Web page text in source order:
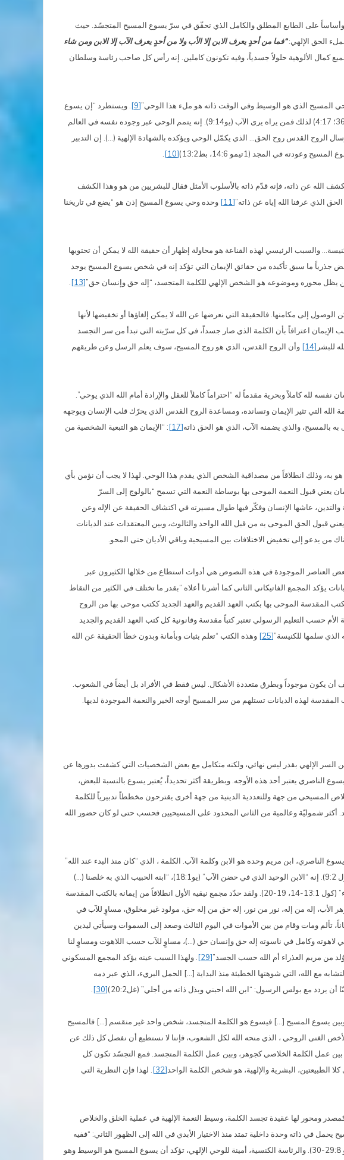
وأساساً على الطابع المطلق والكامل الذي تحقّق في سرّ يسوع المسيح المتجسّد. حيث
“فما من أحدٍ يعرف الابن إلا الأب ولا من أحدٍ يعرف الآب إلا الابن ومن شاء
يحلّ جميع كمال الألوهية حلولاً جسدياً، وفيه تكونون كاملين. إنه رأس كل صاحب رئاسة وسلطان
وحي المسيح الذي هو الوسيط وفي الوقت ذاته هو ملء هذا الوحي”[9]
. ويستطرد “إن يسوع
المسيح الذي صار جسداً والمرسل “كإنسان وسط البشر” “ينطق بكلام الله” (يو34:3) ويتمم العمل الخلاصي الذي أوكله له (يو36:5؛ 4:17) لذلك فمن يراه يرى الآب (يو9:14). إنه يتمم الوحي عبر وجوده نفسه في العالم
الروح القدس روح الحق… الذي يكمّل الوحي ويؤكده بالشهادة الإلهية (…). إن التدبير
في المجد (1تيمو 14:6، بط13:2)
[10]
الله عن ذاته، فإنه قدّم ذاته بالأسلوب الأمثل فقال للبشريين من هو وهذا الكشف
الذي عرفنا الله إياه عن ذاته”[11]
وحده وحي يسوع المسيح إذن هو “يضع في تاريخنا
والسبب الرئيسي لهذه القناعة هو محاولة إظهار أن حقيقة الله لا يمكن أن تحتويها
جذرياً ما سبق تأكيده من حقائق الإيمان التي تؤكد إنه في شخص يسوع المسيح يوجد
يظل محوره وموضوعه هو الشخص الإلهي للكلمة المتجسد، “إله حق وإنسان حق”[13]
إلى مكامنها. فالحقيقة التي نعرضها عن الله لا يمكن إلغاؤها أو تخفيضها لأنها
اعترافاً بأن الكلمة الذي صار جسداً، في كل سرّيته التي تبدأ من سر التجسد
للبشر [14]
وأن الروح القدس، الذي هو روح المسيح، سوف يعلم الرسل وعن طريقهم
الإيمان” (رو5:1، رو26:16، 2كور 5:10-6) التي عن طريقها يترك الإنسان نفسه لله كاملاً وبحرية مقدماً له “احتراماً كاملاً للعقل والإرادة أمام الله الذي يوحي”.
الله التي تثير الإيمان وتسانده، ومساعدة الروح القدس الذي يحرّك قلب الإنسان ويوجهه
به بالمسيح، والذي يضمنه الآب، الذي هو الحق ذاته[17]
: “الإيمان هو التبعية الشخصية من
به، وذلك انطلاقاً من مصداقية الشخص الذي يقدم هذا الوحي. لهذا لا يجب أن نؤمن بأي
يعني قبول النعمة الموحى بها بوساطة النعمة التي تسمح “بالولوج إلى السرّ
والتدين، عاشها الإنسان وفكّر فيها طوال مسيرته في اكتشاف الحقيقة عن الإله وعن
قبول الحق الموحى به من قبل الله الواحد والثالوث، وبين المعتقدات عند الديانات
يدعو إلى تخفيض الاختلافات بين المسيحية وباقي الأديان حتى المحو.
العناصر الموجودة في هذه النصوص هي أدوات استطاع من خلالها الكثيرون عبر
يؤكد المجمع الفاتيكاني الثاني كما أشرنا أعلاه “بقدر ما تختلف في الكثير من النقاط
المقدسة الموحى بها بكتب العهد القديم والعهد الجديد ككتب موحى بها من الروح
حسب التعليم الرسولي تعتبر كتباً مقدسة وقانونية كل كتب العهد القديم والجديد
[25]
وهذه الكتب “تعلم بثبات وبأمانة وبدون خطأ الحقيقة عن الله
أن يكون موجوداً وبطرق متعددة الأشكال. ليس فقط في الأفراد بل أيضاً في الشعوب.
لهذه الديانات تستلهم من سر المسيح أوجه الخير والنعمة الموجودة لديها.
عن السر الإلهي بقدر ليس نهائي، ولكنه متكامل مع بعض الشخصيات التي كشفت بدورها عن
الناصري يعتبر أحد هذه الأوجه. وبطريقة أكثر تحديداً، يُعتبر يسوع بالنسبة للبعض،
المسيحي من جهة وللتعددية الدينية من جهة أخرى يقترحون مخططاً تدبيرياً للكلمة
أكثر شموليّة وعالمية من الثاني المحدود على المسيحيين فحسب حتى لو كان حضور الله
الناصري، ابن مريم وحده هو الابن وكلمة الآب. الكلمة ، الذي “كان منذ البدء عند الله”
(يو2:1) هو نفسه الذي “صار جسداً” (يو14:1). ففي يسوع “المسيح ابن الله الحي” (مت16:16) “يسكن جسدياً ملء اللاهوت” (كول 9:2). إنه “الابن الوحيد الذي في حضن الآب” (يو18:1)، “ابنه الحبيب الذي به خلصنا (…)
وقد سُرّ الله أن يحل فيه كل ملء وبواسطته يصالح إلى نفسه كل الأشياء، مسالماً بدم صليبه كل ما هو على الأرض وما في السماء” (كول 13:1-14، 19-20). ولقد حدّد مجمع نيقيه الأول انطلاقاً من إيمانه بالكتب المقدسة
الأب، إله من إله، نور من نور، إله حق من إله حق، مولود غير مخلوق، مساوٍ للآب في
ومات وقام من بين الأموات في اليوم الثالث وصعد إلى السموات وسيأتي ليدين
في لاهوته وكامل في ناسوته إله حق وإنسان حق (…)، مساوٍ للآب حسب اللاهوت ومساوٍ لنا
من مريم العذراء أم الله حسب الجسد”[29]
. ولهذا السبب عينه يؤكد المجمع المسكوني
الإنسان الكامل، الذي أعاد لبني آدم صورة التشابه مع الله، التي شوهتها الخطيئة منذ البداية […] الحمل البريء، الذي عبر دمه
يردد مع بولس الرسول: “ابن الله احبني وبذل ذاته من أجلي” (غل20:2)
[30]
وبين يسوع المسيح […] فيسوع هو الكلمة المتجسد، شخص واحد غير منقسم […] فالمسيح
الغنى الروحي ، الذي منحه الله لكل الشعوب، فإننا لا نستطيع أن نفصل كل ذلك عن
بين عمل الكلمة الخلاصي كجوهر، وبين عمل الكلمة المتجسد. فمع التجسّد تكون كل
الطبيعتين، البشرية والإلهية، هو شخص الكلمة الواحد[32]
. لهذا فإن النظرية التي
كمصدر ومحور لها عقيدة تجسد الكلمة، وسيط النعمة الإلهية في عملية الخلق والخلاص
(أف10:1) الذي صار لنا حكمة وبراً وقداسة وفداءً (1كور 30:1) لذلك فإن سر المسيح يحمل في ذاته وحدة داخلية تمتد منذ الاختيار الأبدي في الله إلى الظهور الثاني: “ففيه
[في الآب] اختارنا قبل إنشاء العالم، لنكون قديسين وبلا عيب أمامه في المحبة” (أفس4:1). وبه صرنا ورثة… (أفس11:1) (ونص رو 29:8-30). والرئاسة الكنسية، أمينة للوحي الإلهي، تؤكد أن يسوع المسيح هو الوسيط وهو